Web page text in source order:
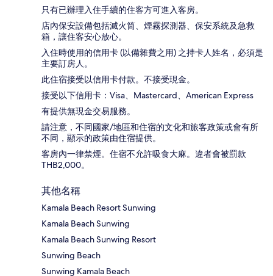
只有已辦理入住手續的住客方可進入客房。
店內保安設備包括滅火筒、煙霧探測器、保安系統及急救
箱，讓住客安心放心。
入住時使用的信用卡 (以備雜費之用) 之持卡人姓名，必須是
主要訂房人。
此住宿接受以信用卡付款。不接受現金。
接受以下信用卡：Visa、Mastercard、American Express
有提供無現金交易服務。
請注意，不同國家/地區和住宿的文化和旅客政策或會有所
不同，顯示的政策由住宿提供。
客房內一律禁煙。住宿不允許吸食大麻。違者會被罰款
THB2,000。
其他名稱
Kamala Beach Resort Sunwing
Kamala Beach Sunwing
Kamala Beach Sunwing Resort
Sunwing Beach
Sunwing Kamala Beach